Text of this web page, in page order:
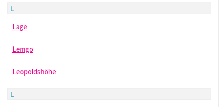
L
Lage
Lemgo
Leopoldshöhe
L